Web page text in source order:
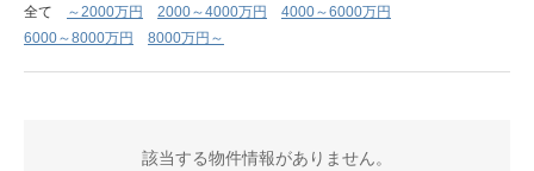
全て ～2000万円 2000～4000万円
4000～6000万円
6000～8000万円
8000万円～
該当する物件情報がありません。